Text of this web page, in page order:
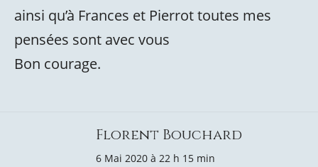
ainsi qu’à Frances et Pierrot toutes mes
pensées sont avec vous
Bon courage.
Florent Bouchard
6 Mai 2020 à 22 h 15 min